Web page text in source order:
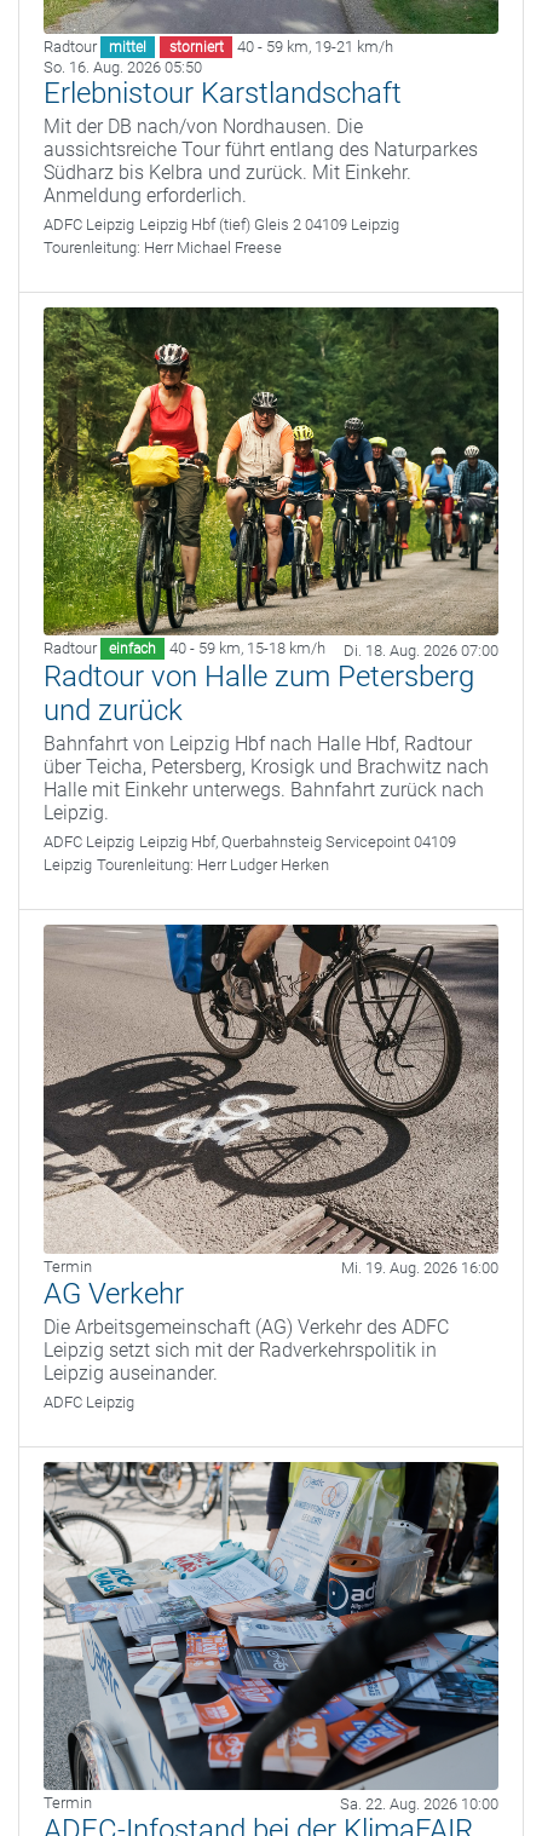
Radtour mittel storniert 40 - 59 km, 19-21 km/h
So. 16. Aug. 2026 05:50
Erlebnistour Karstlandschaft
Mit der DB nach/von Nordhausen. Die
aussichtsreiche Tour führt entlang des Naturparkes
Südharz bis Kelbra und zurück. Mit Einkehr.
Anmeldung erforderlich.
ADFC Leipzig Leipzig Hbf (tief) Gleis 2 04109 Leipzig
Tourenleitung: Herr Michael Freese
Radtour einfach 40 - 59 km, 15-18 km/h Di. 18. Aug. 2026 07:00
Radtour von Halle zum Petersberg
und zurück
Bahnfahrt von Leipzig Hbf nach Halle Hbf, Radtour
über Teicha, Petersberg, Krosigk und Brachwitz nach
Halle mit Einkehr unterwegs. Bahnfahrt zurück nach
Leipzig.
ADFC Leipzig Leipzig Hbf, Querbahnsteig Servicepoint 04109
Leipzig Tourenleitung: Herr Ludger Herken
Termin Mi. 19. Aug. 2026 16:00
AG Verkehr
Die Arbeitsgemeinschaft (AG) Verkehr des ADFC
Leipzig setzt sich mit der Radverkehrspolitik in
Leipzig auseinander.
ADFC Leipzig
Termin Sa. 22. Aug. 2026 10:00